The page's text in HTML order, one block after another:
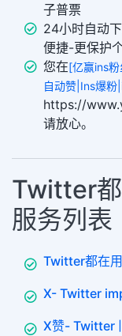
子普票
24小时自动
便捷-更保护
您在[亿赢ins
自动赞|Ins爆
https://
请放心。
Twitter
服务列表
Twitter都在
X- Twitter
X赞- Twitter